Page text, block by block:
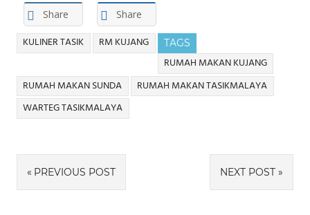
Share Share
TAGS
KULINER TASIK
RM KUJANG
RUMAH MAKAN KUJANG
RUMAH MAKAN SUNDA
RUMAH MAKAN TASIKMALAYA
WARTEG TASIKMALAYA
Navigasi
pos
PREVIOUS POST NEXT POST